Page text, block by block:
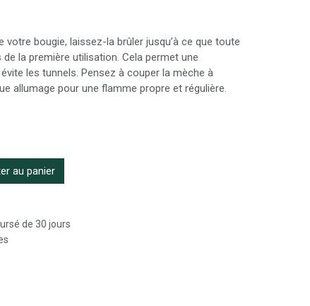
votre bougie, laissez-la brûler jusqu’à ce que toute
la première utilisation. Cela permet une
les tunnels. Pensez à couper la mèche à
allumage pour une flamme propre et régulière.
au panier
de 30 jours